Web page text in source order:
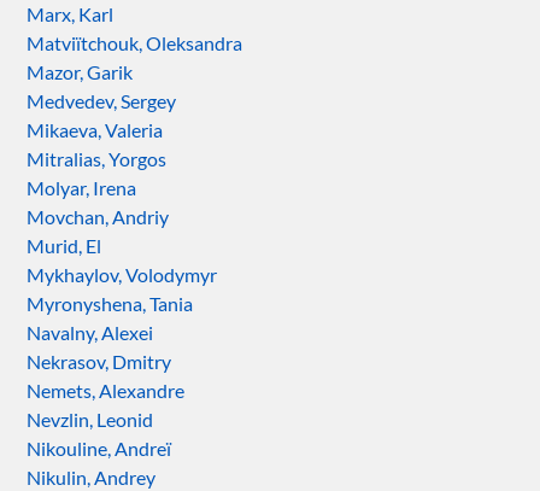
Marx, Karl
Matviïtchouk, Oleksandra
Mazor, Garik
Medvedev, Sergey
Mikaeva, Valeria
Mitralias, Yorgos
Molyar, Irena
Movchan, Andriy
Murid, El
Mykhaylov, Volodymyr
Myronyshena, Tania
Navalny, Alexei
Nekrasov, Dmitry
Nemets, Alexandre
Nevzlin, Leonid
Nikouline, Andreï
Nikulin, Andrey